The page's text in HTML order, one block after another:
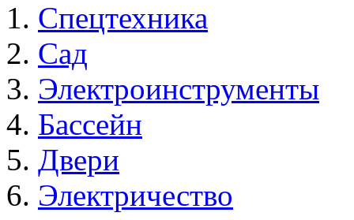
Спецтехника
Сад
Электроинструменты
Бассейн
Двери
Электричество